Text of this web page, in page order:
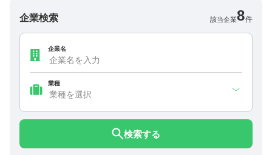
企業検索 該当企業8件
企業名
業種
検索する